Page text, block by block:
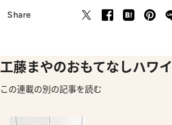
Share
工藤まやのおもてなしハワイ
この連載の別の記事を読む